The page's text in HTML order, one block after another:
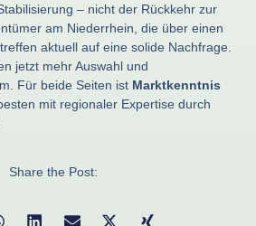
– nicht der Rückkehr zur
am Niederrhein, die über einen
aktuell auf eine solide Nachfrage.
jetzt mehr Auswahl und
Für beide Seiten ist Marktkenntnis
mit regionaler Expertise durch
Share the Post: